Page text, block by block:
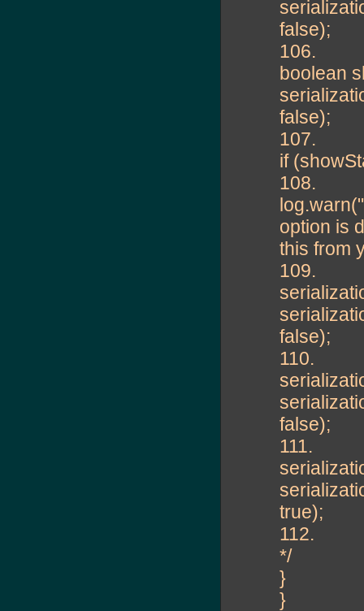
false);
106.
boolean
false);
107.
if
108.
option is
this from
109.
false);
110.
false);
111.
true);
112.
*/
}
}